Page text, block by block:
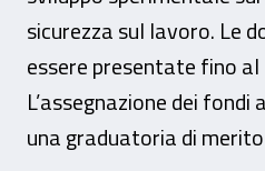
sicurezza sul lavoro. Le
essere presentate fino
L’assegnazione dei
una graduatoria di merito